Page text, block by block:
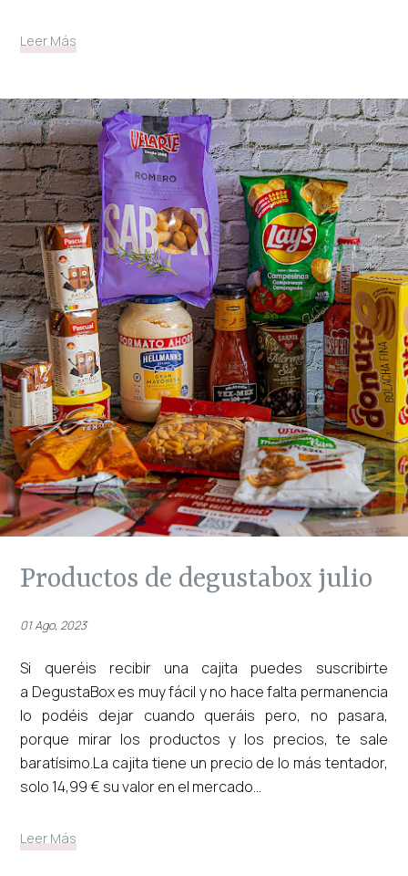
Leer Más
productos de degustabox julio
01 Ago, 2023
Si queréis recibir una cajita puedes suscribirte
a DegustaBox es muy fácil y no hace falta permanencia
lo podéis dejar cuando queráis pero, no pasara,
porque mirar los productos y los precios, te sale
baratísimo.La cajita tiene un precio de lo más tentador,
solo 14,99 € su valor en el mercado...
Leer Más